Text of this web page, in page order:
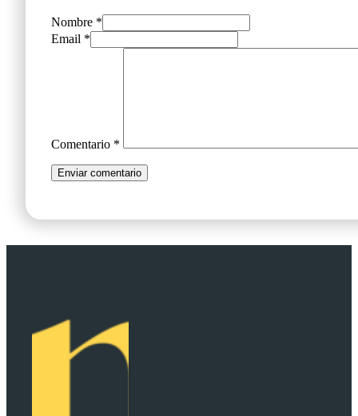
Nombre *
Email *
Comentario *